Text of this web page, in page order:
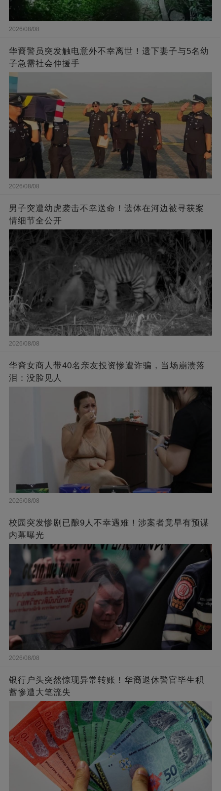
2026/08/08
华裔警员突发触电意外不幸离世！遗下妻子与5名幼
子急需社会伸援手
2026/08/08
男子突遭幼虎袭击不幸送命！遗体在河边被寻获案
情细节全公开
2026/08/08
华裔女商人带40名亲友投资惨遭诈骗，当场崩溃落
泪：没脸见人
2026/08/08
校园突发惨剧已酿9人不幸遇难！涉案者竟早有预谋
内幕曝光
2026/08/08
银行户头突然惊现异常转账！华裔退休警官毕生积
蓄惨遭大笔流失